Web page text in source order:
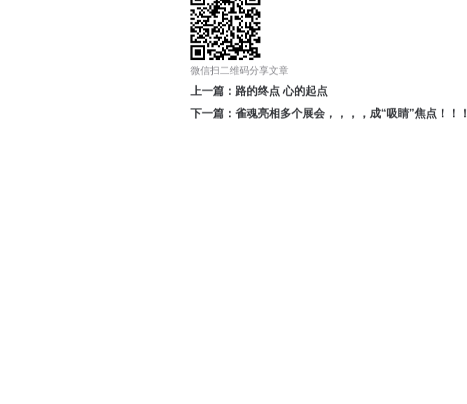
微信扫二维码分享文章
上一篇：路的终点 心的起点
下一篇：雀魂亮相多个展会，，，，成“吸睛”焦点！！！
邮箱：ileedarson@leedarson.com（品牌招商）